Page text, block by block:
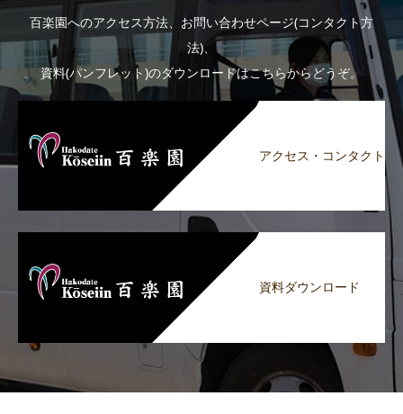
百楽園へのアクセス方法、お問い合わせページ(コンタクト方
法)、
資料(パンフレット)のダウンロードはこちらからどうぞ。
アクセス・コンタクト
資料ダウンロード